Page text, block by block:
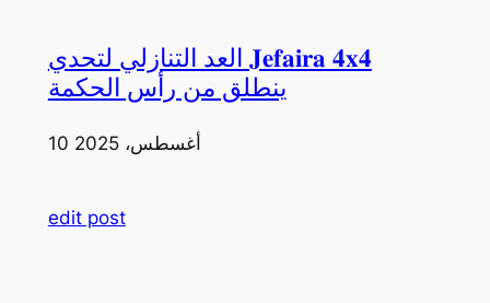
العد التنازلي لتحدي 𝐉𝐞𝐟𝐚𝐢𝐫𝐚 𝟒𝐱𝟒
ينطلق من رأس الحكمة
10 أغسطس، 2025
edit post